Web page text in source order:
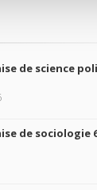
de science
de sociologie